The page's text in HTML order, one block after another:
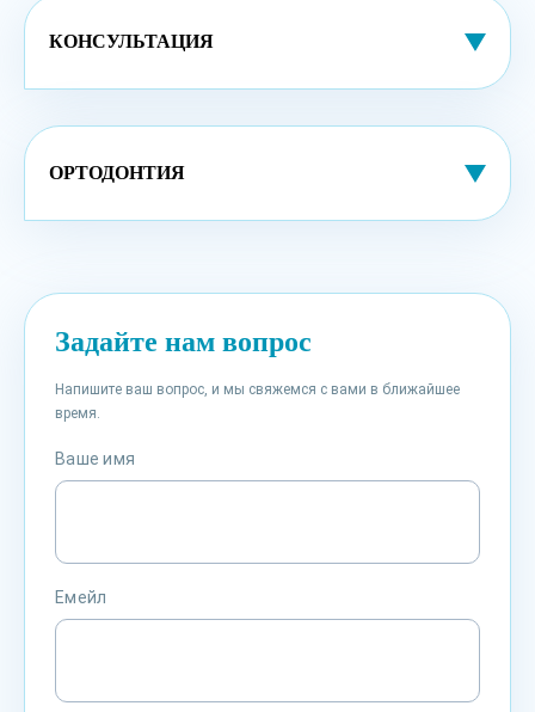
КОНСУЛЬТАЦИЯ
ОРТОДОНТИЯ
Задайте нам вопрос
Напишите ваш вопрос, и мы свяжемся с вами в ближайшее
время.
Ваше имя
Емейл